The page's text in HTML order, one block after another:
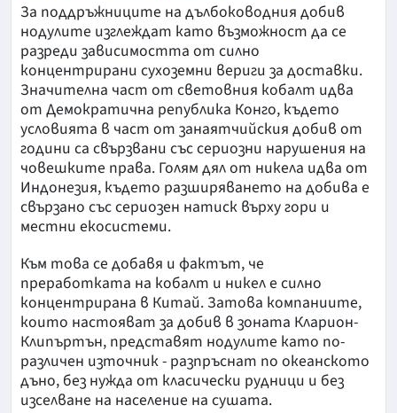
За поддръжниците на дълбоководния добив
нодулите изглеждат като възможност да се
разреди зависимостта от силно
концентрирани сухоземни вериги за доставки.
Значителна част от световния кобалт идва
от Демократична република Конго, където
условията в част от занаятчийския добив от
години са свързвани със сериозни нарушения на
човешките права. Голям дял от никела идва от
Индонезия, където разширяването на добива е
свързано със сериозен натиск върху гори и
местни екосистеми.
Към това се добавя и фактът, че
преработката на кобалт и никел е силно
концентрирана в Китай. Затова компаниите,
които настояват за добив в зоната Кларион-
Клипъртън, представят нодулите като по-
различен източник - разпръснат по океанското
дъно, без нужда от класически рудници и без
изселване на население на сушата.